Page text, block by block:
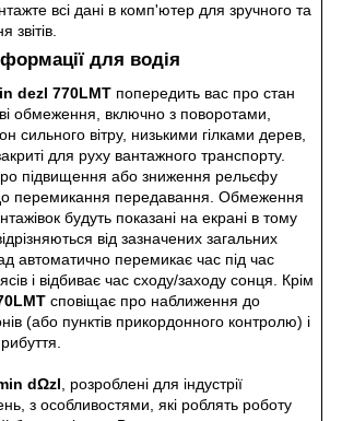
всі дані в комп'ютер для зручного та
звітів.
для водія
dezl 770LMT попередить вас про стан
обмеження, включно з поворотами,
сильного вітру, низькими гілками дерев,
для руху вантажного транспорту.
підвищення або зниження рельєфу
перемикання передавання. Обмеження
будуть показані на екрані в тому
від зазначених загальних
автоматично перемикає час під час
і відбиває час сходу/заходу сонця. Крім
сповіщає про наближення до
(або пунктів прикордонного контролю) і
dΩzl , розроблені для індустрії
з особливостями, які роблять роботу